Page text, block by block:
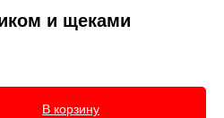
и щеками
В корзину